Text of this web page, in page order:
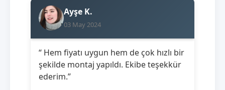
Ayşe K.
03 May 2024
“ Hem fiyatı uygun hem de çok hızlı bir
şekilde montaj yapıldı. Ekibe teşekkür
ederim.”